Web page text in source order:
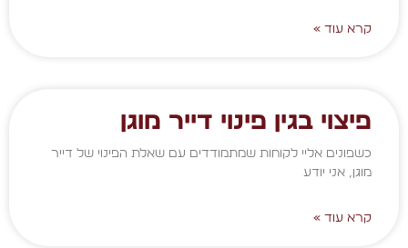
קרא עוד »
פיצוי בגין פינוי דייר מוגן
כשפונים אליי לקוחות שמתמודדים עם שאלת הפינוי של דייר
מוגן, אני יודע
קרא עוד »